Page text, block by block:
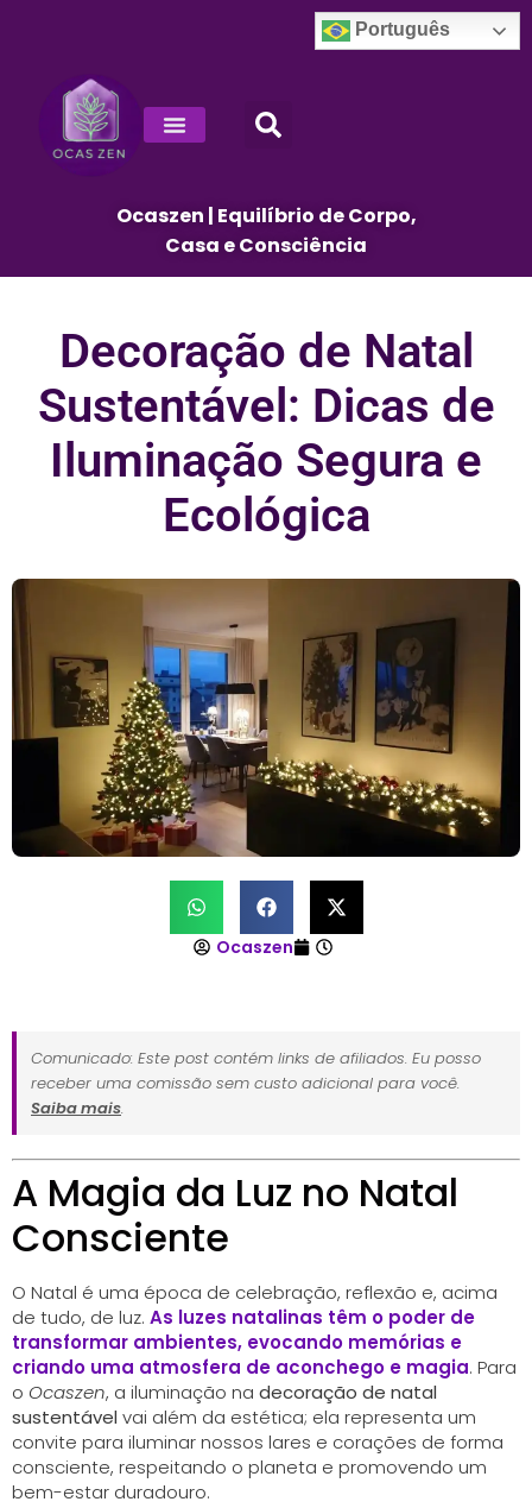
Português
Ocaszen | Equilíbrio de Corpo,
Casa e Consciência
Decoração de Natal
Sustentável: Dicas de
Iluminação Segura e
Ecológica
Ocaszen
Comunicado: Este post contém links de afiliados. Eu posso
receber uma comissão sem custo adicional para você.
Saiba mais.
A Magia da Luz no Natal
Consciente
O Natal é uma época de celebração, reflexão e, acima
de tudo, de luz. As luzes natalinas têm o poder de
transformar ambientes, evocando memórias e
criando uma atmosfera de aconchego e magia. Para
o Ocaszen, a iluminação na decoração de natal
sustentável vai além da estética; ela representa um
convite para iluminar nossos lares e corações de forma
consciente, respeitando o planeta e promovendo um
bem-estar duradouro.